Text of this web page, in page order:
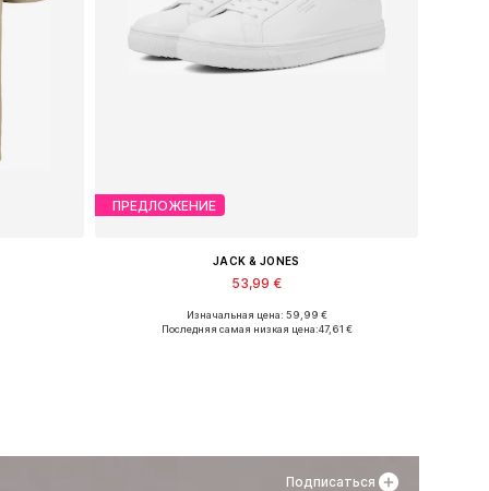
ПРЕДЛОЖЕНИЕ
JACK & JONES
53,99 €
Доступные размеры: 40, 41, 42, 43, 44, 45
Изначальная цена: 59,99 €
Последняя самая низкая цена:47,61 €
Подписаться